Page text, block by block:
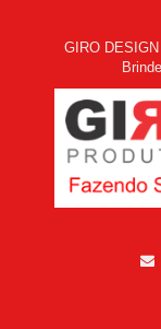
GIRO